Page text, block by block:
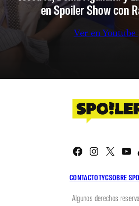
en Spoiler Show con
Ver en Youtube
CONTACTOTYCSOBRE
Facebook
X
Algunos derechos